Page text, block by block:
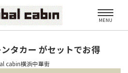
MENU
ンタカー がセットでお得
cabin横浜中華街